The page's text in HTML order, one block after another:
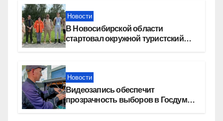
Новости
В Новосибирской области
стартовал окружной туристский
Новости
Видеозапись обеспечит
прозрачность выборов в Госдуму